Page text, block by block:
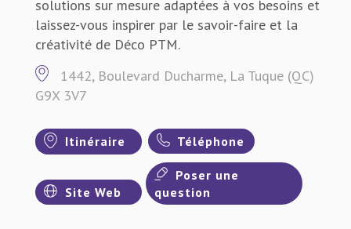
solutions sur mesure adaptées à vos besoins et
laissez-vous inspirer par le savoir-faire et la
créativité de Déco PTM.
1442, Boulevard Ducharme, La Tuque (QC)
G9X 3V7
Itinéraire Téléphone
Site Web
Poser une
question